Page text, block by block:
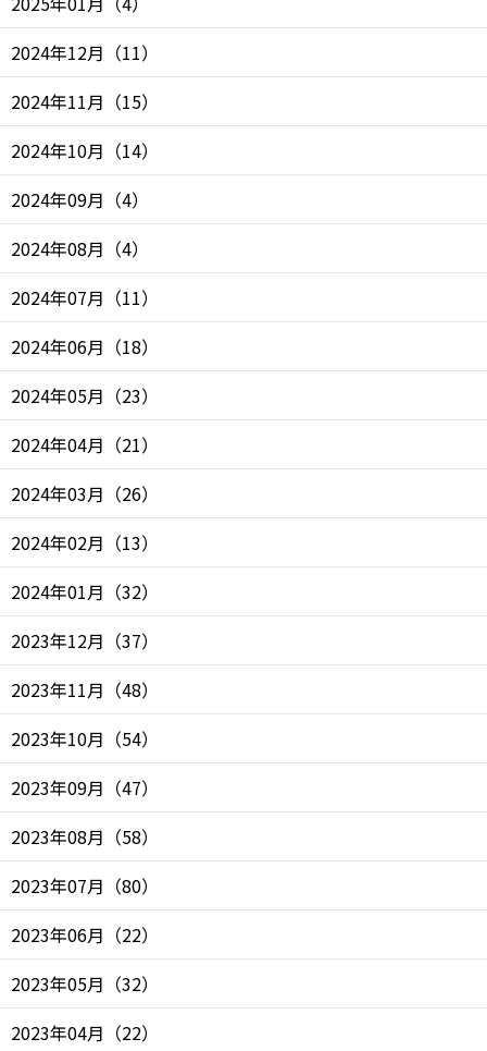
2024年12月 （11）
2024年11月 （15）
2024年10月 （14）
2024年09月 （4）
2024年08月 （4）
2024年07月 （11）
2024年06月 （18）
2024年05月 （23）
2024年04月 （21）
2024年03月 （26）
2024年02月 （13）
2024年01月 （32）
2023年12月 （37）
2023年11月 （48）
2023年10月 （54）
2023年09月 （47）
2023年08月 （58）
2023年07月 （80）
2023年06月 （22）
2023年05月 （32）
2023年04月 （22）